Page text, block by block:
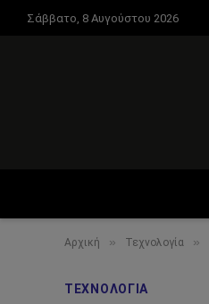
Σάββατο, 8 Αυγούστου 2026
Αρχική » Τεχνολογία »
ΤΕΧΝΟΛΟΓΊΑ